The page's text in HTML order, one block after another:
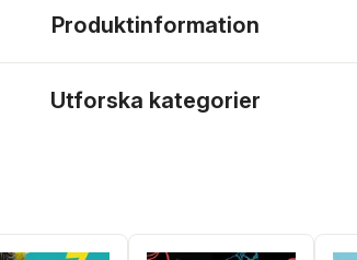
Produktinformation
Utforska kategorier